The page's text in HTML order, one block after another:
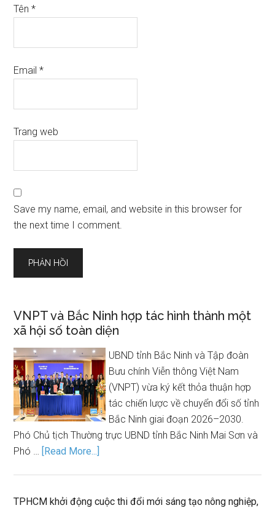
Tên*
Email*
Trang web
Save my name, email, and website in this browser for
the next time I comment.
VNPT và Bắc Ninh hợp tác hình thành một
xã hội số toàn diện
UBND tỉnh Bắc Ninh và Tập đoàn
Bưu chính Viễn thông Việt Nam
(VNPT) vừa ký kết thỏa thuận hợp
tác chiến lược về chuyển đổi số tỉnh
Bắc Ninh giai đoạn 2026–2030.
Phó Chủ tịch Thường trực UBND tỉnh Bắc Ninh Mai Sơn và
Phó … [Read More...]
TPHCM khởi động cuộc thi đổi mới sáng tạo nông nghiệp,